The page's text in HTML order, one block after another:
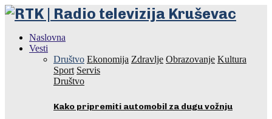
Naslovna
Vesti
Društvo Ekonomija Zdravlje Obrazovanje Kultura
Sport Servis
Društvo
Kako pripremiti automobil za dugu vožnju